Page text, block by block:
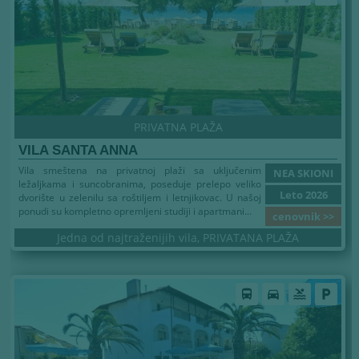
PRIVATNA PLAŽA
VILA SANTA ANNA
NEA SKIONI
Leto 2026
cenovnik >>
Vila smeštena na privatnoj plaži sa uključenim
ležaljkama i suncobranima, poseduje prelepo veliko
dvorište u zelenilu sa roštiljem i letnjikovac. U našoj
ponudi su kompletno opremljeni studiji i apartmani...
Jedna od najtraženijih vila, PRIVATANA PLAŽA
directions_bus directions_car pool local_parking